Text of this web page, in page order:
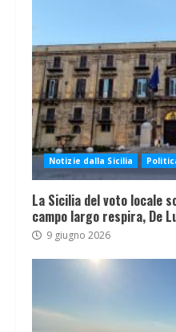
Notizie dalla Sicilia
La Sicilia del voto locale
campo largo respira, De
9 giugno 2026